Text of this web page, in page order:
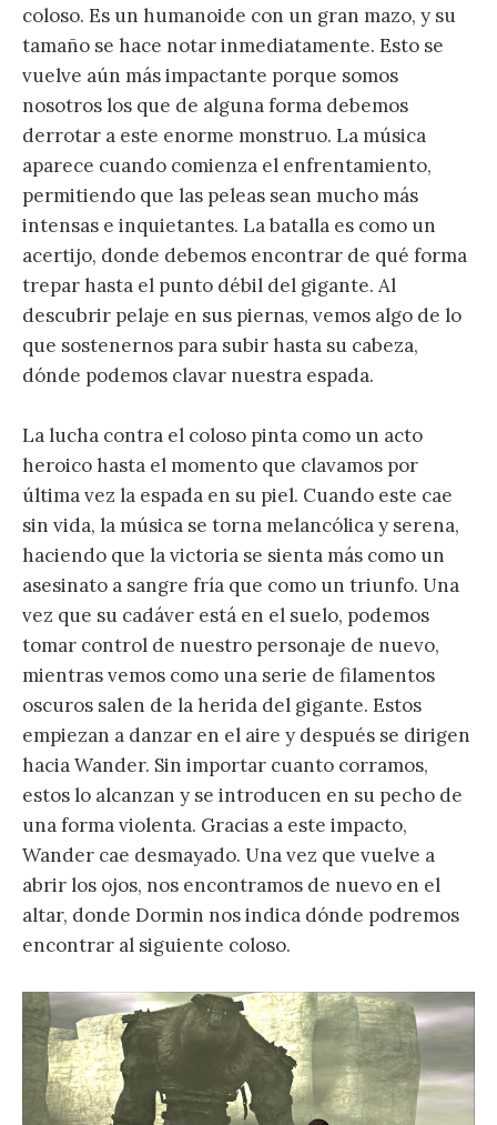
coloso. Es un humanoide con un gran mazo, y su
tamaño se hace notar inmediatamente. Esto se
vuelve aún más impactante porque somos
nosotros los que de alguna forma debemos
derrotar a este enorme monstruo. La música
aparece cuando comienza el enfrentamiento,
permitiendo que las peleas sean mucho más
intensas e inquietantes. La batalla es como un
acertijo, donde debemos encontrar de qué forma
trepar hasta el punto débil del gigante. Al
descubrir pelaje en sus piernas, vemos algo de lo
que sostenernos para subir hasta su cabeza,
dónde podemos clavar nuestra espada.
La lucha contra el coloso pinta como un acto
heroico hasta el momento que clavamos por
última vez la espada en su piel. Cuando este cae
sin vida, la música se torna melancólica y serena,
haciendo que la victoria se sienta más como un
asesinato a sangre fría que como un triunfo. Una
vez que su cadáver está en el suelo, podemos
tomar control de nuestro personaje de nuevo,
mientras vemos como una serie de filamentos
oscuros salen de la herida del gigante. Estos
empiezan a danzar en el aire y después se dirigen
hacia Wander. Sin importar cuanto corramos,
estos lo alcanzan y se introducen en su pecho de
una forma violenta. Gracias a este impacto,
Wander cae desmayado. Una vez que vuelve a
abrir los ojos, nos encontramos de nuevo en el
altar, donde Dormin nos indica dónde podremos
encontrar al siguiente coloso.